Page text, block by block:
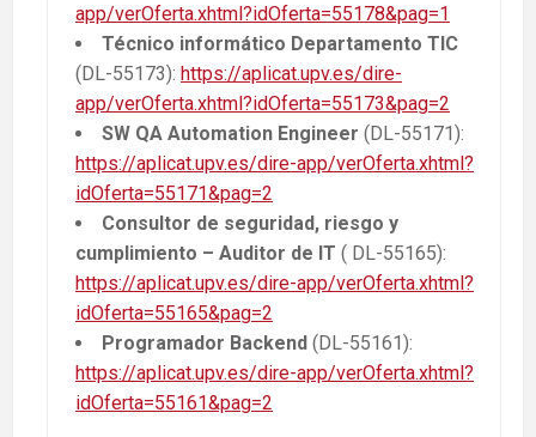
app/verOferta.xhtml?idOferta=55178&pag=1
Técnico informático Departamento TIC
(DL-55173): https://aplicat.upv.es/dire-
app/verOferta.xhtml?idOferta=55173&pag=2
SW QA Automation Engineer (DL-55171):
https://aplicat.upv.es/dire-app/verOferta.xhtml?
idOferta=55171&pag=2
Consultor de seguridad, riesgo y
cumplimiento – Auditor de IT ( DL-55165):
https://aplicat.upv.es/dire-app/verOferta.xhtml?
idOferta=55165&pag=2
Programador Backend (DL-55161):
https://aplicat.upv.es/dire-app/verOferta.xhtml?
idOferta=55161&pag=2